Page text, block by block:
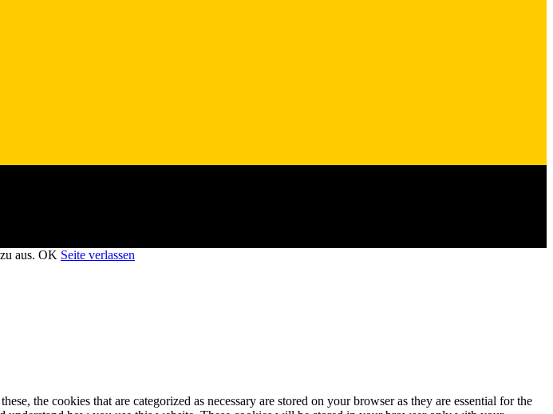
aus. OK Seite verlassen
the cookies that are categorized as necessary are stored on your browser as they are essential for the